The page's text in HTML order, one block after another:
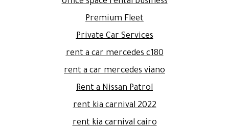
Premium Fleet
Private Car Services
rent a car mercedes c180
rent a car mercedes viano
Rent a Nissan Patrol
rent kia carnival 2022
rent kia carnival cairo